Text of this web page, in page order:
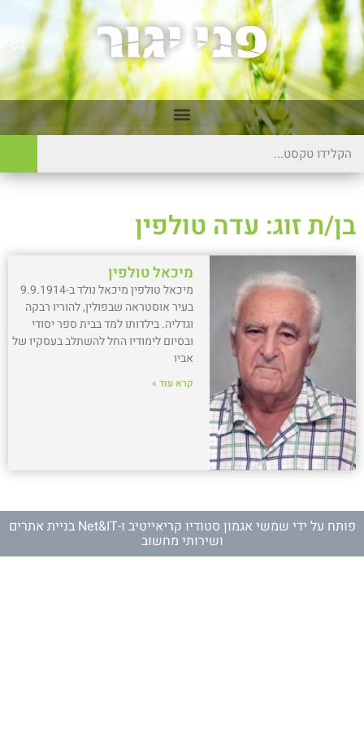
בן/ת זוג: עדה טולפין
מיכאל טולפין
מיכאל טולפין מיכאל נולד ב-9.9.1914
בעיר אוסטראה שבפולין, להוריו רבקה
וגדליה. בילדותו למד בבית ספר יסודי
ובסיום לימודיו החל להשתלב בעסקיו של
אביו
קרא עוד »
פותח על ידי שמשי אגמון סטודיו קריאייטיב ו- Net&IT בניית אתרים
ושירותי מחשוב